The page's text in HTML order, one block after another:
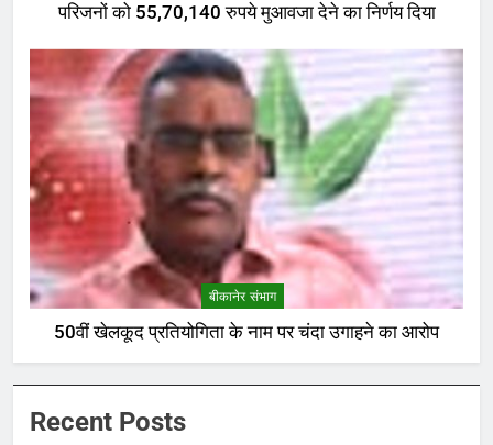
परिजनों को 55,70,140 रुपये मुआवजा देने का निर्णय दिया
बीकानेर संभाग
50वीं खेलकूद प्रतियोगिता के नाम पर चंदा उगाहने का आरोप
Recent Posts